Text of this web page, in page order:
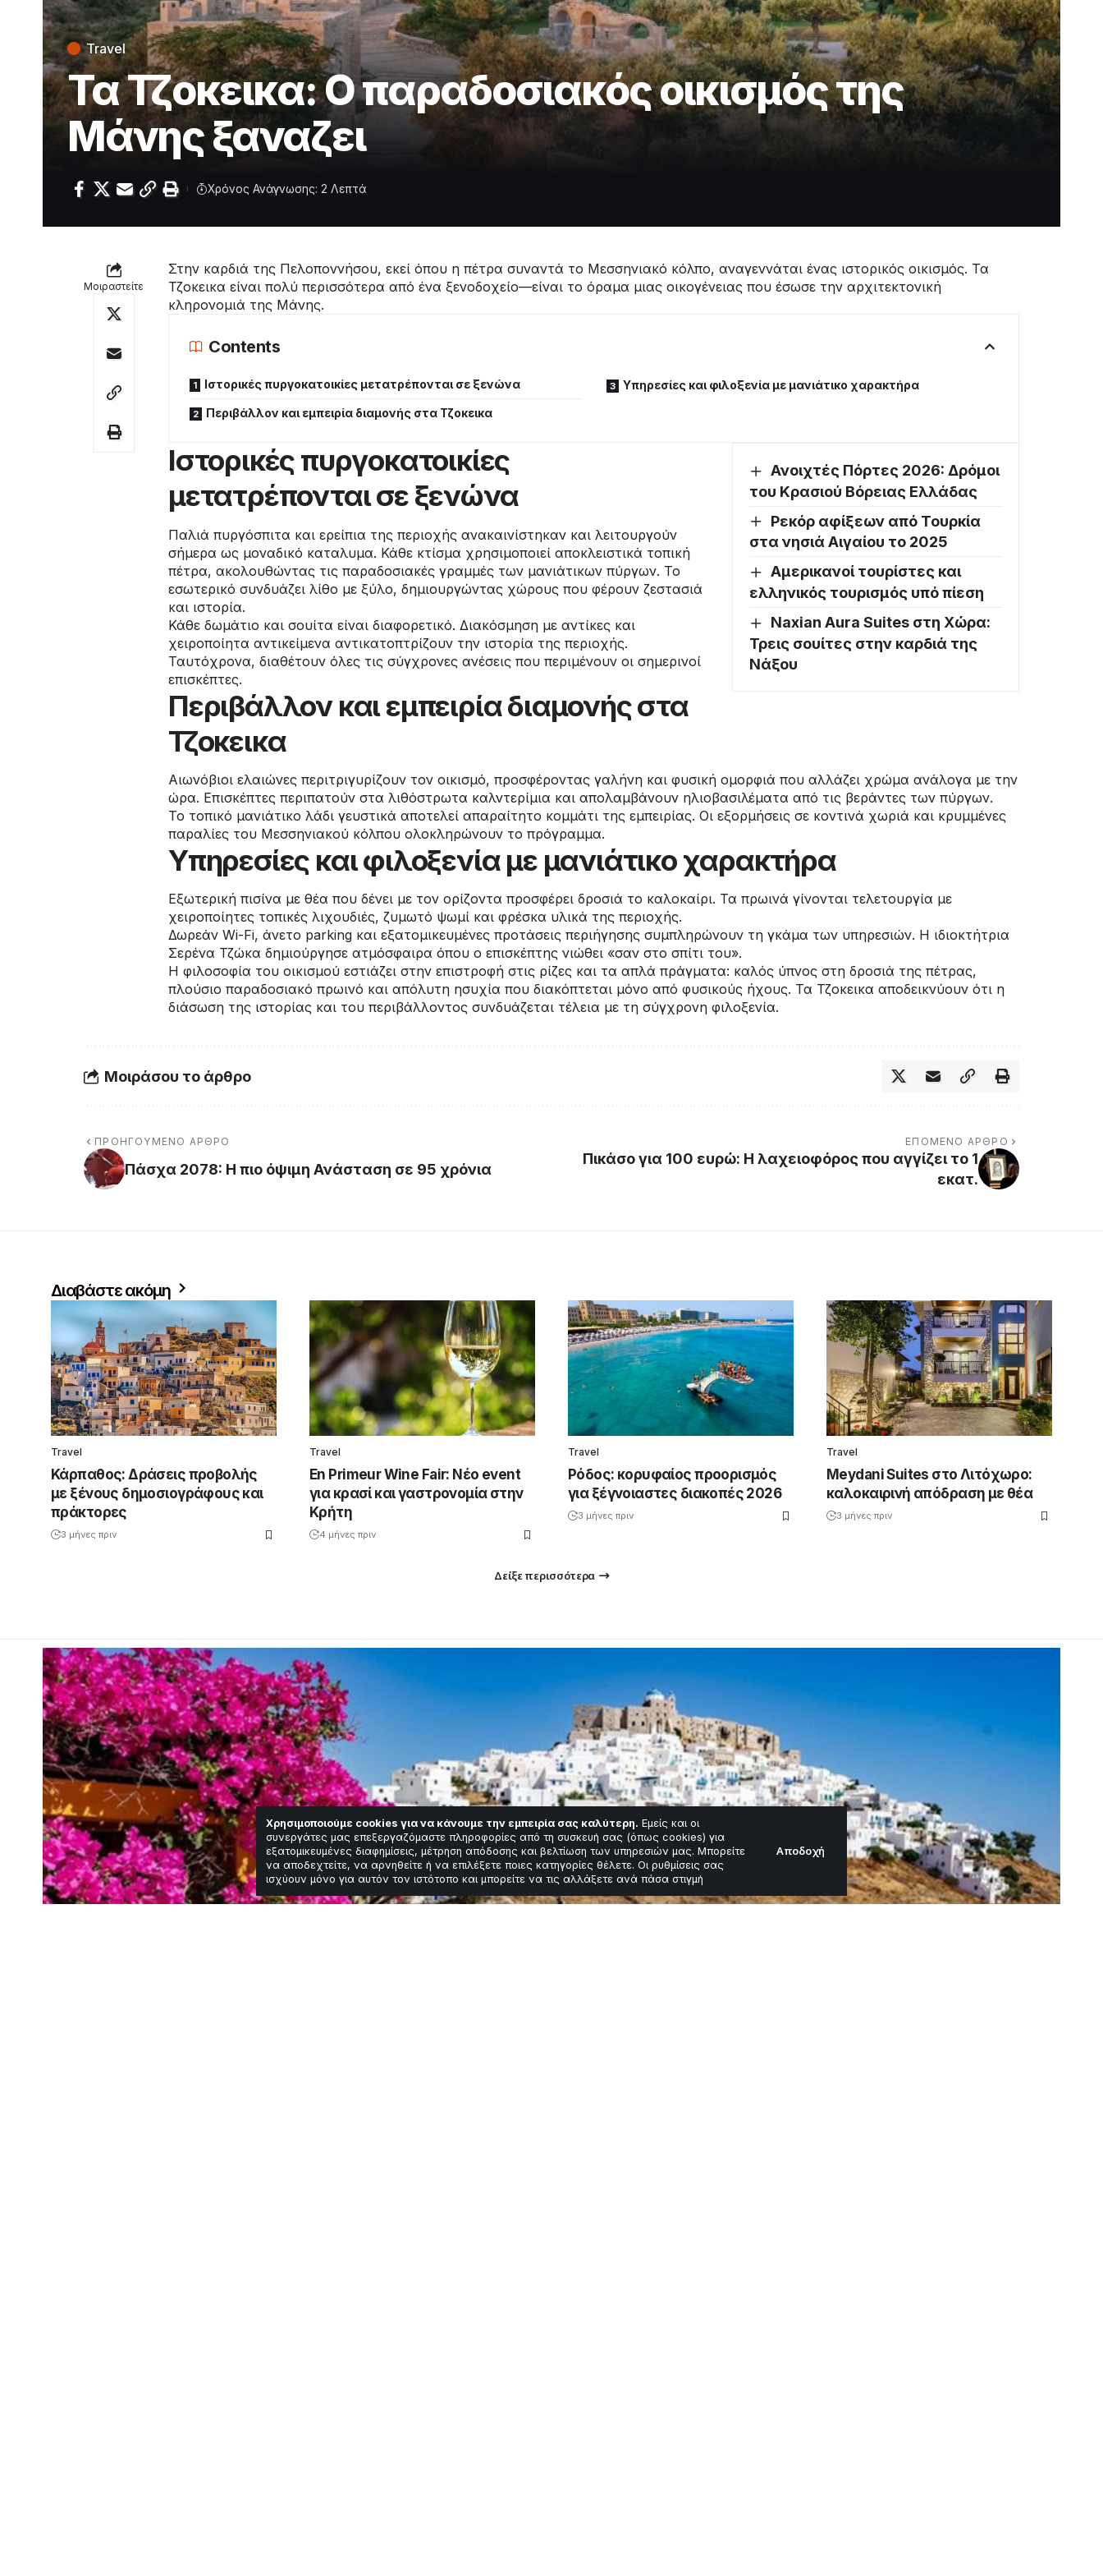
Χρησιμοποιούμε cookies για να κάνουμε την εμπειρία σας καλύτερη. Εμείς και οι
συνεργάτες μας επεξεργαζόμαστε πληροφορίες από τη συσκευή σας (όπως cookies) για
εξατομικευμένες διαφημίσεις, μέτρηση απόδοσης και βελτίωση των υπηρεσιών μας. Μπορείτε
να αποδεχτείτε, να αρνηθείτε ή να επιλέξετε ποιες κατηγορίες θέλετε. Οι ρυθμίσεις σας
ισχύουν μόνο για αυτόν τον ιστότοπο και μπορείτε να τις αλλάξετε ανά πάσα στιγμή
Αποδοχή
Travel
Τα Τζοκεικα: Ο παραδοσιακός οικισμός της
Μάνης ξαναζει
Χρόνος Ανάγνωσης: 2 Λεπτά
Μοιραστείτε
Στην καρδιά της Πελοποννήσου, εκεί όπου η πέτρα συναντά το Μεσσηνιακό κόλπο, αναγεννάται ένας ιστορικός οικισμός. Τα
Τζοκεικα είναι πολύ περισσότερα από ένα ξενοδοχείο—είναι το όραμα μιας οικογένειας που έσωσε την αρχιτεκτονική
κληρονομιά της Μάνης.
Contents
Ιστορικές πυργοκατοικίες μετατρέπονται σε ξενώνα
Περιβάλλον και εμπειρία διαμονής στα Τζοκεικα
Υπηρεσίες και φιλοξενία με μανιάτικο χαρακτήρα
Ανοιχτές Πόρτες 2026: Δρόμοι
του Κρασιού Βόρειας Ελλάδας
Ρεκόρ αφίξεων από Τουρκία
στα νησιά Αιγαίου το 2025
Αμερικανοί τουρίστες και
ελληνικός τουρισμός υπό πίεση
Naxian Aura Suites στη Χώρα:
Τρεις σουίτες στην καρδιά της
Νάξου
Ιστορικές πυργοκατοικίες
μετατρέπονται σε ξενώνα
Παλιά πυργόσπιτα και ερείπια της περιοχής ανακαινίστηκαν και λειτουργούν
σήμερα ως μοναδικό καταλυμα. Κάθε κτίσμα χρησιμοποιεί αποκλειστικά τοπική
πέτρα, ακολουθώντας τις παραδοσιακές γραμμές των μανιάτικων πύργων. Το
εσωτερικό συνδυάζει λίθο με ξύλο, δημιουργώντας χώρους που φέρουν ζεστασιά
και ιστορία.
Κάθε δωμάτιο και σουίτα είναι διαφορετικό. Διακόσμηση με αντίκες και
χειροποίητα αντικείμενα αντικατοπτρίζουν την ιστορία της περιοχής.
Ταυτόχρονα, διαθέτουν όλες τις σύγχρονες ανέσεις που περιμένουν οι σημερινοί
επισκέπτες.
Περιβάλλον και εμπειρία διαμονής στα
Τζοκεικα
Αιωνόβιοι ελαιώνες περιτριγυρίζουν τον οικισμό, προσφέροντας γαλήνη και φυσική ομορφιά που αλλάζει χρώμα ανάλογα με την
ώρα. Επισκέπτες περιπατούν στα λιθόστρωτα καλντερίμια και απολαμβάνουν ηλιοβασιλέματα από τις βεράντες των πύργων.
Το τοπικό μανιάτικο λάδι γευστικά αποτελεί απαραίτητο κομμάτι της εμπειρίας. Οι εξορμήσεις σε κοντινά χωριά και κρυμμένες
παραλίες του Μεσσηνιακού κόλπου ολοκληρώνουν το πρόγραμμα.
Υπηρεσίες και φιλοξενία με μανιάτικο χαρακτήρα
Εξωτερική πισίνα με θέα που δένει με τον ορίζοντα προσφέρει δροσιά το καλοκαίρι. Τα πρωινά γίνονται τελετουργία με
χειροποίητες τοπικές λιχουδιές, ζυμωτό ψωμί και φρέσκα υλικά της περιοχής.
Δωρεάν Wi-Fi, άνετο parking και εξατομικευμένες προτάσεις περιήγησης συμπληρώνουν τη γκάμα των υπηρεσιών. Η ιδιοκτήτρια
Σερένα Τζώκα δημιούργησε ατμόσφαιρα όπου ο επισκέπτης νιώθει «σαν στο σπίτι του».
Η φιλοσοφία του οικισμού εστιάζει στην επιστροφή στις ρίζες και τα απλά πράγματα: καλός ύπνος στη δροσιά της πέτρας,
πλούσιο παραδοσιακό πρωινό και απόλυτη ησυχία που διακόπτεται μόνο από φυσικούς ήχους. Τα Τζοκεικα αποδεικνύουν ότι η
διάσωση της ιστορίας και του περιβάλλοντος συνδυάζεται τέλεια με τη σύγχρονη φιλοξενία.
Μοιράσου το άρθρο
ΠΡΟΗΓΟΎΜΕΝΟ ΆΡΘΡΟ
Πάσχα 2078: Η πιο όψιμη Ανάσταση σε 95 χρόνια
ΕΠΌΜΕΝΟ ΆΡΘΡΟ
Πικάσο για 100 ευρώ: Η λαχειοφόρος που αγγίζει το 1
εκατ.
Διαβάστε ακόμη
Travel
Κάρπαθος: Δράσεις προβολής
με ξένους δημοσιογράφους και
πράκτορες
3 μήνες πριν
Travel
En Primeur Wine Fair: Νέο event
για κρασί και γαστρονομία στην
Κρήτη
4 μήνες πριν
Travel
Ρόδος: κορυφαίος προορισμός
για ξέγνοιαστες διακοπές 2026
3 μήνες πριν
Travel
Meydani Suites στο Λιτόχωρο:
καλοκαιρινή απόδραση με θέα
3 μήνες πριν
Δείξε περισσότερα